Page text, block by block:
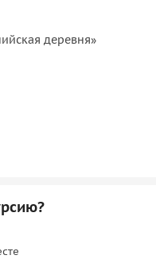
деревня»